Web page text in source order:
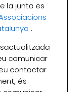
la junta es
.
comunicar
contactar
és